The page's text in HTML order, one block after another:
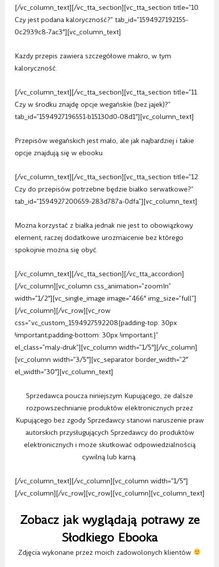
[/vc_column_text][/vc_tta_section][vc_tta_section title=”10.
Czy jest podana kaloryczność?” tab_id=”1594927192155-
0c2939c8-7ac3″][vc_column_text]
Każdy przepis zawiera szczegółowe makro, w tym
kaloryczność.
[/vc_column_text][/vc_tta_section][vc_tta_section title=”11.
Czy w środku znajdę opcje wegańskie (bez jajek)?”
tab_id=”1594927196551-b15130d0-08d1″][vc_column_text]
Przepisów wegańskich jest mało, ale jak najbardziej i takie
opcje znajdują się w ebooku.
[/vc_column_text][/vc_tta_section][vc_tta_section title=”12.
Czy do przepisów potrzebne będzie białko serwatkowe?”
tab_id=”1594927200659-283d787a-0dfa”][vc_column_text]
Można korzystać z białka jednak nie jest to obowiązkowy
element, raczej dodatkowe urozmaicenie bez którego
spokojnie można się obyć.
[/vc_column_text][/vc_tta_section][/vc_tta_accordion]
[/vc_column][vc_column css_animation=”zoomIn”
width=”1/2″][vc_single_image image=”466″ img_size=”full”]
[/vc_column][/vc_row][vc_row
css=”.vc_custom_1594927592208{padding-top: 30px
!important;padding-bottom: 30px !important;}”
el_class=”maly-druk”][vc_column width=”1/5″][/vc_column]
[vc_column width=”3/5″][vc_separator border_width=”2″
el_width=”30″][vc_column_text]
Sprzedawca poucza niniejszym Kupującego, że dalsze
rozpowszechnianie produktów elektronicznych przez
Kupującego bez zgody Sprzedawcy stanowi naruszenie praw
autorskich przysługujących Sprzedawcy do produktów
elektronicznych i może skutkować odpowiedzialnością
cywilną lub karną.
[/vc_column_text][/vc_column][vc_column width=”1/5″]
[/vc_column][/vc_row][vc_row][vc_column][vc_column_text]
Zobacz jak wyglądają potrawy ze
Słodkiego Ebooka
Zdjęcia wykonane przez moich zadowolonych klientów